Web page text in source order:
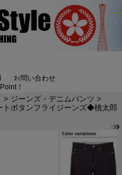
お問い合わせ
！
> ジーンズ・デニムパンツ >
トボタンフライジーンズ◆桃太郎